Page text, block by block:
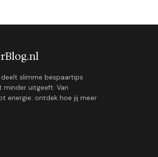
deelt slimme bespaartips
minder uitgeeft. Van
energie: ontdek hoe jij meer